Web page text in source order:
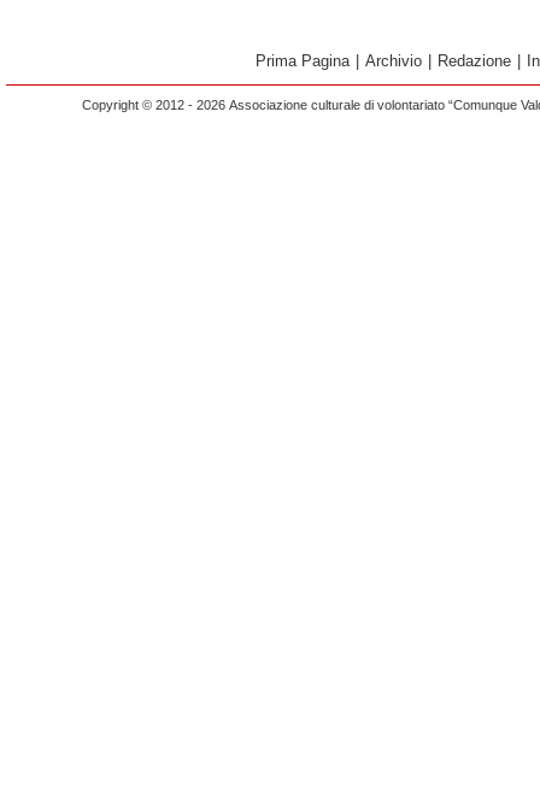
Prima Pagina Archivio Redazione
Copyright © 2012 - 2026 Associazione culturale di volontariato “Comunque